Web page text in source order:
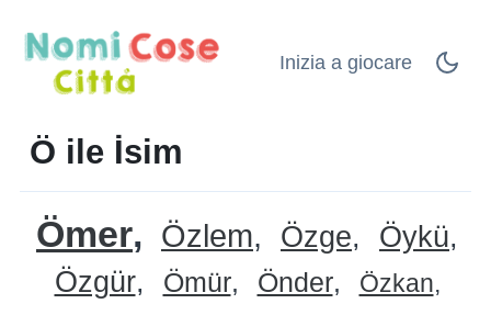
Inizia a giocare
Ö ile İsim
Ömer Özlem Özge
Öykü
Özgür
Ömür Önder Özkan